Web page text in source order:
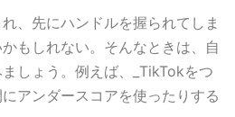
、先にハンドルを握られてしま
もしれない。そんなときは、自
しょう。例えば、_TikTokをつ
アンダースコアを使ったりする